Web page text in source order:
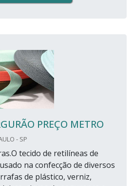
PREÇO METRO
- SP
tecido de retilíneas de
na confecção de diversos
de plástico, verniz,